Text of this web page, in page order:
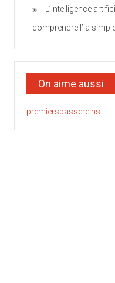
L’intelligence
comprendre l’ia
On aime aussi
premierspassereins